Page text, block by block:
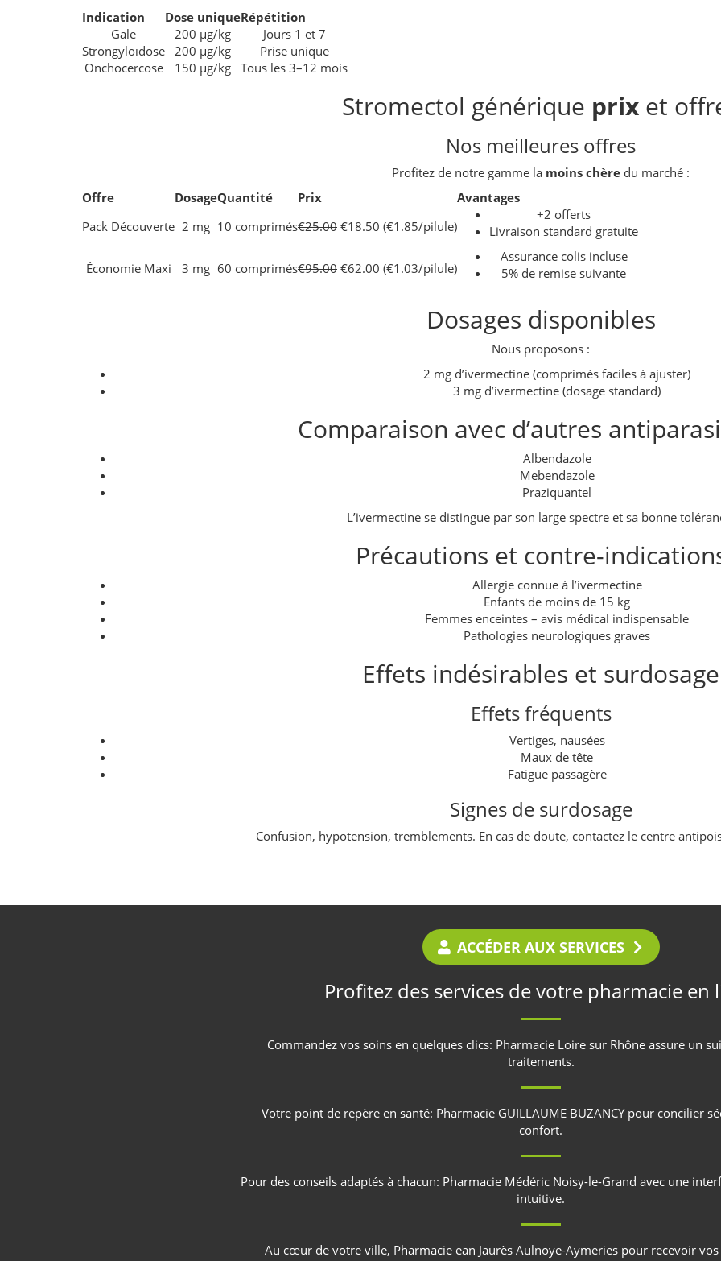
Indication
Dose uniqueRépétition
Gale
200 µg/kg
Jours 1 et 7
Strongyloïdose
200 µg/kg
Prise unique
Onchocercose
150 µg/kg Tous les 3–12 mois
Stromectol générique prix et
Nos meilleures offres
Profitez de notre gamme la moins chère du marché :
Offre
DosageQuantité Prix
Avantages
Pack Découverte 2 mg 10 comprimés€25.00 €18.50 (€1.85/pilule)
+2 offerts
Livraison standard gratuite
Économie Maxi 3 mg 60 comprimés€95.00 €62.00 (€1.03/pilule)
Assurance colis incluse
5% de remise suivante
Dosages disponibles
Nous proposons :
2 mg d’ivermectine (comprimés faciles à ajuster)
3 mg d’ivermectine (dosage standard)
Comparaison avec d’autres
Albendazole
Mebendazole
Praziquantel
L’ivermectine se distingue par son large spectre et sa bonne
Précautions et contre-
Allergie connue à l’ivermectine
Enfants de moins de 15 kg
Femmes enceintes – avis médical indispensable
Pathologies neurologiques graves
Effets indésirables et surdosage
Effets fréquents
Vertiges, nausées
Maux de tête
Fatigue passagère
Signes de surdosage
Confusion, hypotension, tremblements. En cas de doute, contactez le centre
ACCÉDER AUX SERVICES
Profitez des services de votre pharmacie en
Commandez vos soins en quelques clics: Pharmacie Loire sur Rhône assure un
traitements.
Votre point de repère en santé: Pharmacie GUILLAUME BUZANCYpour concilier
confort.
Pour des conseils adaptés à chacun: Pharmacie Médéric Noisy-le-Grand avec une
intuitive.
Au cœur de votre ville, Pharmacie ean Jaurès Aulnoye-Aymeries pour recevoir